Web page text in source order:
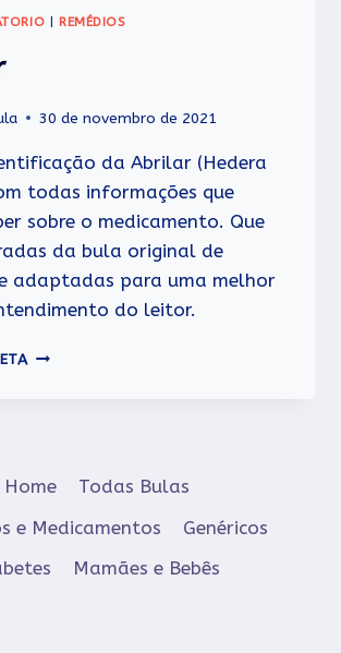
REMÉDIOS
30 de novembro de 2021
da Abrilar (Hedera
todas informações que
sobre o medicamento. Que
da bula original de
adaptadas para uma melhor
do leitor.
ABRILAR
Home
Todas Bulas
e Medicamentos
Genéricos
Mamães e Bebês